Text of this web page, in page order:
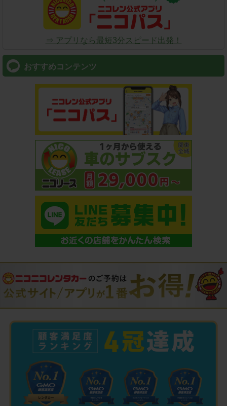
⇒ アプリなら最短3分スピード出発！
おすすめコンテンツ